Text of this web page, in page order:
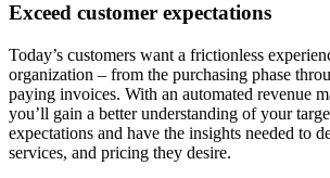
Exceed customer expectations
Today’s customers want a frictionless
organization – from the purchasing phase
paying invoices. With an automated revenue
you’ll gain a better understanding of your
expectations and have the insights needed to
services, and pricing they desire.